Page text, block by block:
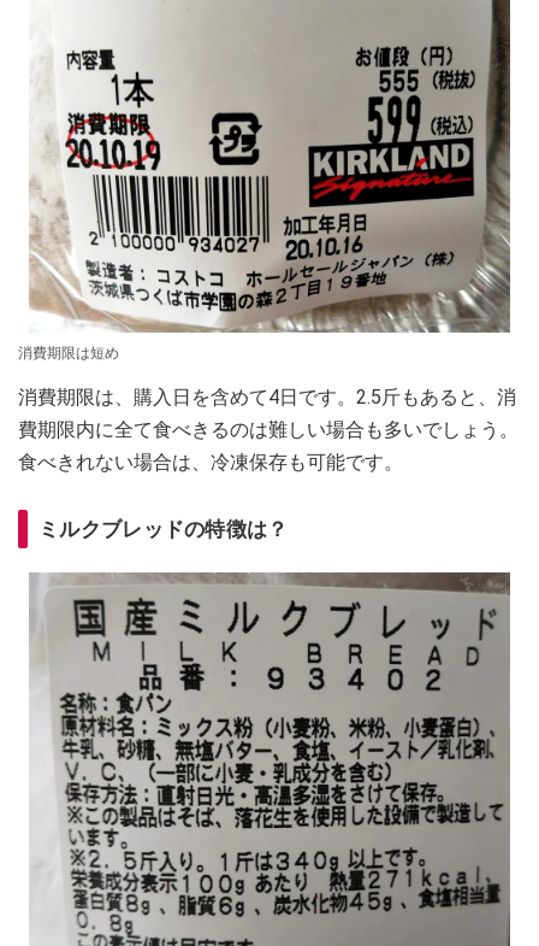
消費期限は短め
消費期限は、購入日を含めて4日です。2.5斤もあると、消
費期限内に全て食べきるのは難しい場合も多いでしょう。
食べきれない場合は、冷凍保存も可能です。
ミルクブレッドの特徴は？